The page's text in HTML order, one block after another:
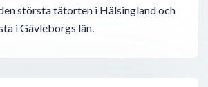
största tätorten i Hälsingland och
i Gävleborgs län.